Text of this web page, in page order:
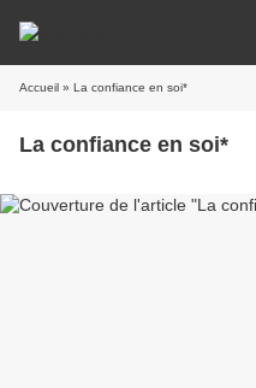
Accueil » La confiance en soi*
La confiance en soi*